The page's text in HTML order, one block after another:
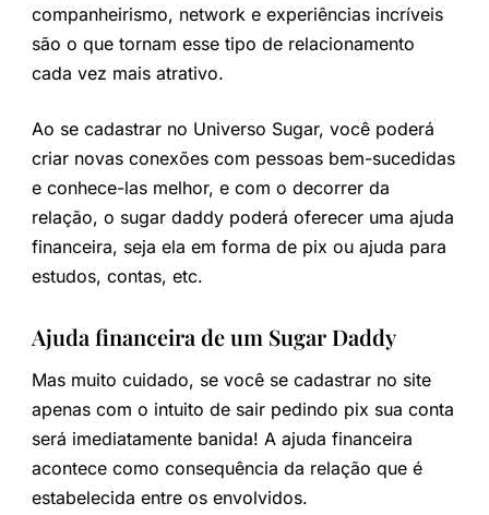
companheirismo, network e experiências incríveis
são o que tornam esse tipo de relacionamento
cada vez mais atrativo.
Ao se cadastrar no Universo Sugar, você poderá
criar novas conexões com pessoas bem-sucedidas
e conhece-las melhor, e com o decorrer da
relação, o sugar daddy poderá oferecer uma ajuda
financeira, seja ela em forma de pix ou ajuda para
estudos, contas, etc.
Ajuda financeira de um Sugar Daddy
Mas muito cuidado, se você se cadastrar no site
apenas com o intuito de sair pedindo pix sua conta
será imediatamente banida! A ajuda financeira
acontece como consequência da relação que é
estabelecida entre os envolvidos.